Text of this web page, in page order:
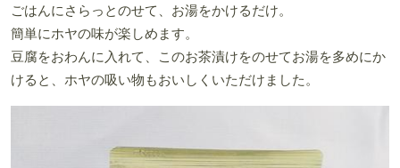
ごはんにさらっとのせて、お湯をかけるだけ。
簡単にホヤの味が楽しめます。
豆腐をおわんに入れて、このお茶漬けをのせてお湯を多めにか
けると、ホヤの吸い物もおいしくいただけました。